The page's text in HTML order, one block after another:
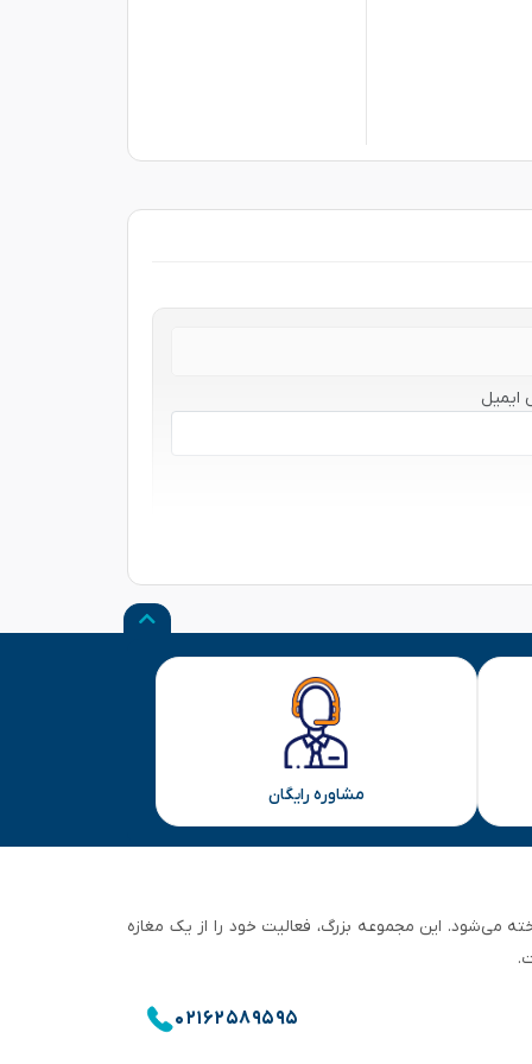
ایمیل
مشاوره رایگان
تهران شناخته می‌شود. این مجموعه بزرگ، فعالیت خود را از یک مغازه
۰۲۱۶۲۵۸۹۵۹۵